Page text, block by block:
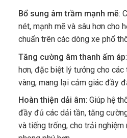
Bổ sung âm trầm mạnh mẽ:
nét, mạnh mẽ và sâu hơn cho
chuẩn trên các dòng xe phổ
Tăng cường âm thanh ấm áp
hơn, đặc biệt lý tưởng cho các
vàng, mang lại cảm giác đầy
Hoàn thiện dải âm: Giúp hệ
đầy đủ các dải tần, tăng
và tiếng trống, cho trải